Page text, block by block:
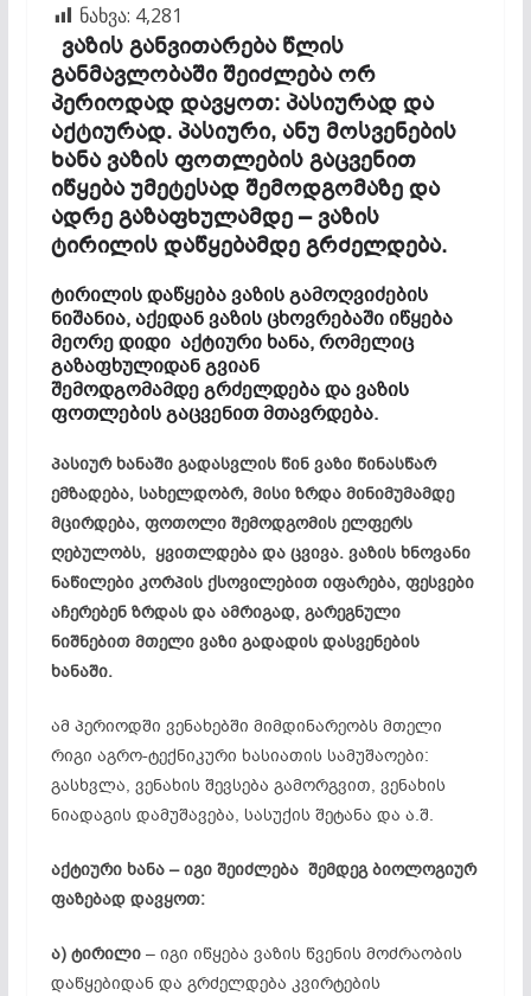
ნახვა: 4,281
ვაზის განვითარება წლის
განმავლობაში შეიძლება ორ
პერიოდად დავყოთ: პასიურად და
აქტიურად. პასიური, ანუ მოსვენების
ხანა ვაზის ფოთლების გაცვენით
იწყება უმეტესად შემოდგომაზე და
ადრე გაზაფხულამდე – ვაზის
ტირილის დაწყებამდე გრძელდება.
ტირილის დაწყება ვაზის გამოღვიძების
ნიშანია, აქედანვაზის ცხოვრებაშიიწყება
მეორე დიდი აქტიური ხანა, რომელიც
გაზაფხულიდან გვიან
შემოდგომამდეგრძელდებადა ვაზის
ფოთლებისგაცვენითმთავრდება.
პასიურ ხანაში გადასვლის წინ ვაზი წინასწარ
ემზადება, სახელდობრ, მისი ზრდა მინიმუმამდე
მცირდება, ფოთოლი შემოდგომის ელფერს
ღებულობს, ყვითლდება და ცვივა. ვაზის ხნოვანი
ნაწილები კორპის ქსოვილებით იფარება, ფესვები
აჩერებენ ზრდას და ამრიგად, გარეგნული
ნიშნებით მთელი ვაზი გადადის დასვენების
ხანაში.
ამ პერიოდში ვენახებში მიმდინარეობს მთელი
რიგი აგრო-ტექნიკური ხასიათის სამუშაოები:
გასხვლა, ვენახის შევსება გამორგვით, ვენახის
ნიადაგის დამუშავება, სასუქის შეტანა და ა.შ.
აქტიური ხანა – იგი შეიძლება შემდეგ ბიოლოგიურ
ფაზებად დავყოთ:
ა) ტირილი– იგი იწყება ვაზის წვენის მოძრაობის
დაწყებიდან და გრძელდება კვირტების